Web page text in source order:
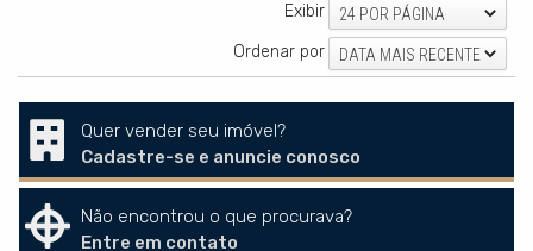
Exibir 24 POR PÁGINA
Ordenar por DATA MAIS RECENTE
Quer vender seu imóvel?
Cadastre-se e anuncie conosco
Não encontrou o que procurava?
Entre em contato